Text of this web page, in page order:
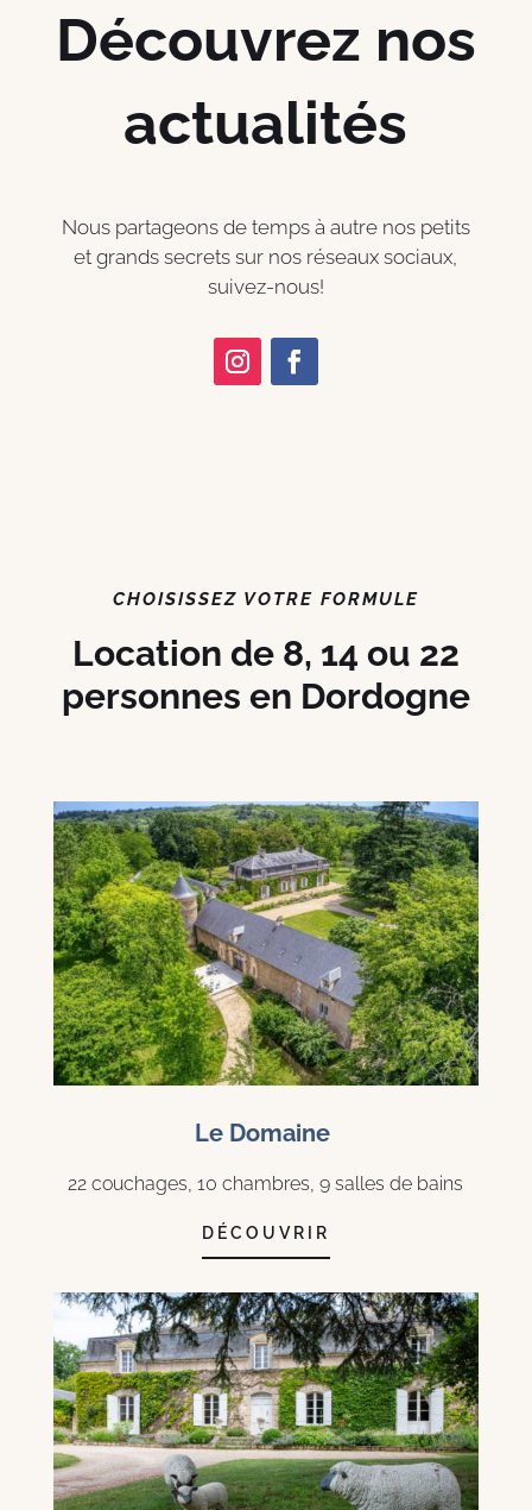
Découvrez nos
actualités
Nous partageons de temps à autre nos petits
et grands secrets sur nos réseaux sociaux,
suivez-nous!
CHOISISSEZ VOTRE FORMULE
Location de 8, 14 ou 22
personnes en Dordogne
Le Domaine
22 couchages, 10 chambres, 9 salles de bains
DÉCOUVRIR